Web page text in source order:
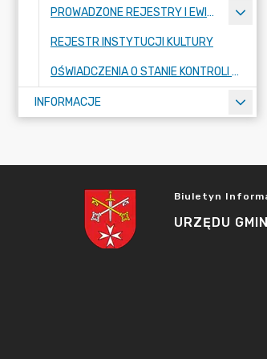
PROWADZONE REJESTRY I EWIDENCJE
REJESTR INSTYTUCJI KULTURY
OŚWIADCZENIA O STANIE KONTROLI ZARZĄDCZEJ
INFORMACJE
Biuletyn
URZĘDU